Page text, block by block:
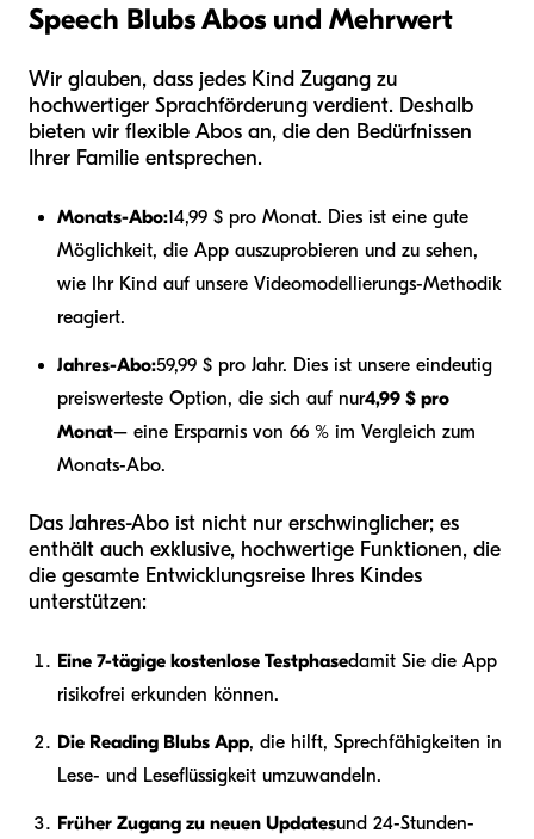
Speech Blubs Abos und Mehrwert
Wir glauben, dass jedes Kind Zugang zu
hochwertiger Sprachförderung verdient. Deshalb
bieten wir flexible Abos an, die den Bedürfnissen
Ihrer Familie entsprechen.
Monats-Abo:14,99 $ pro Monat. Dies ist eine gute
Möglichkeit, die App auszuprobieren und zu sehen,
wie Ihr Kind auf unsere Videomodellierungs-Methodik
reagiert.
Jahres-Abo:59,99 $ pro Jahr. Dies ist unsere eindeutig
preiswerteste Option, die sich auf nur4,99 $ pro
Monat– eine Ersparnis von 66 % im Vergleich zum
Monats-Abo.
Das Jahres-Abo ist nicht nur erschwinglicher; es
enthält auch exklusive, hochwertige Funktionen, die
die gesamte Entwicklungsreise Ihres Kindes
unterstützen:
Eine 7-tägige kostenlose Testphasedamit Sie die App
risikofrei erkunden können.
Die Reading Blubs App, die hilft, Sprechfähigkeiten in
Lese- und Leseflüssigkeit umzuwandeln.
Früher Zugang zu neuen Updatesund 24-Stunden-